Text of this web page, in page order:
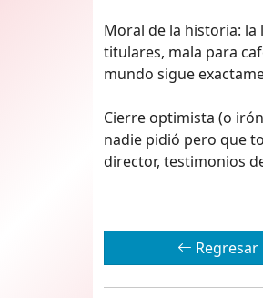
Moral de la historia: la
titulares, mala para
mundo sigue
Cierre optimista (o
nadie pidió pero que
director, testimonios
Regresar